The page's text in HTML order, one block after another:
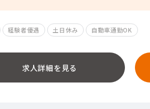
経験者優遇 土日休み 自動車通勤OK
求人詳細を見る